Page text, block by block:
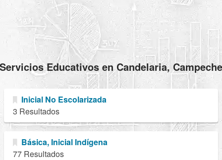
Servicios Educativos en Candelaria, Campeche
Inicial No Escolarizada
3 Resultados
Básica, Inicial Indígena
77 Resultados